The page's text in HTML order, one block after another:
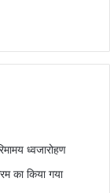
ध्वजारोहण
का किया गया